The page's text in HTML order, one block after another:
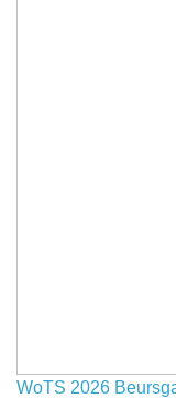
WoTS 2026